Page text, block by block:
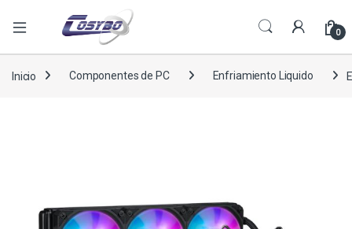
0
Inicio Componentes de PC Enfriamiento Liquido